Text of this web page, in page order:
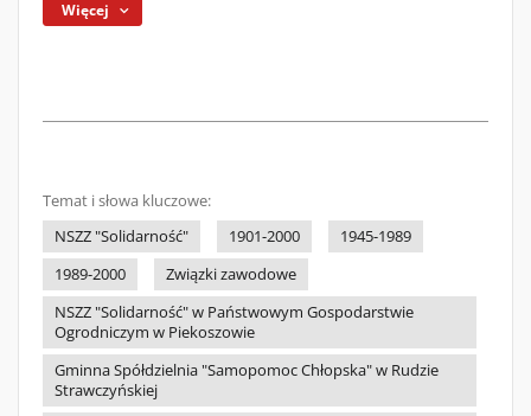
Więcej
Temat i słowa kluczowe:
NSZZ "Solidarność"
1901-2000
1945-1989
1989-2000
Związki zawodowe
NSZZ "Solidarność" w Państwowym Gospodarstwie
Ogrodniczym w Piekoszowie
Gminna Spółdzielnia "Samopomoc Chłopska" w Rudzie
Strawczyńskiej